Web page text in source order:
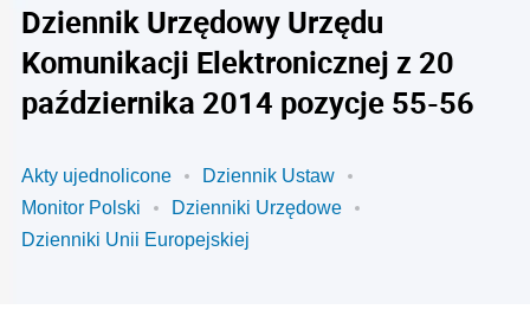
Dziennik Urzędowy Urzędu
Komunikacji Elektronicznej z 20
października 2014 pozycje 55-56
Akty ujednolicone
Dziennik Ustaw
Monitor Polski
Dzienniki Urzędowe
Dzienniki Unii Europejskiej